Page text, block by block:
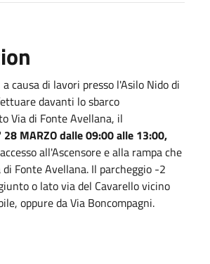
causa di lavori presso l'Asilo Nido di
davanti lo sbarco
Via di Fonte Avellana, il
28 MARZOdalle 09:00 alle 13:00,
all'Ascensore e alla rampa che
Fonte Avellana. Il parcheggio -2
o lato via del Cavarello vicino
oppure da Via Boncompagni.